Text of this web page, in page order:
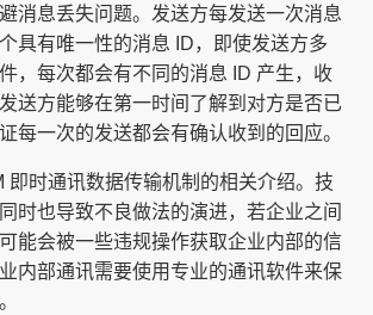
消息丢失问题。发送方每发送一次消息
具有唯一性的消息 ID，即使发送方多
，每次都会有不同的消息 ID 产生，收
送方能够在第一时间了解到对方是否已
每一次的发送都会有确认收到的回应。
即时通讯数据传输机制的相关介绍。技
时也导致不良做法的演进，若企业之间
能会被一些违规操作获取企业内部的信
内部通讯需要使用专业的通讯软件来保